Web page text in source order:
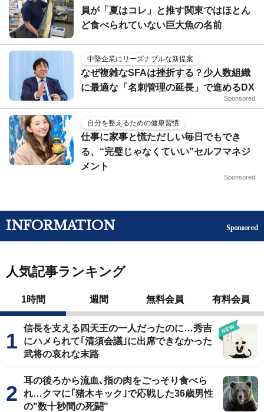
員が「夏はコレ」と推す関東ではほとん
ど食べられていない巨大魚の名前
中堅企業にリーズナブルな新提案
なぜ複雑なSFAは挫折する？少人数組織
に最適な「名刺管理の延長」で進めるDX
Sponsored
自分を整えるための健康習慣
仕事に家事と慌ただしい毎日でもでき
る、“完璧じゃなくていい”セルフマネジ
メント
Sponsored
INFORMATION Sponsored
人気記事ランキング
1時間 週間 無料会員 有料会員
信長を支える四天王の一人だったのに…秀吉
にハメられて｢清須会議｣に出席できなかった
武将の哀れな末路
耳の後ろから流血､指の肉をごっそり食べら
れ…クマに｢猪木キック｣で応戦した36歳男性
の"数十秒間の死闘"